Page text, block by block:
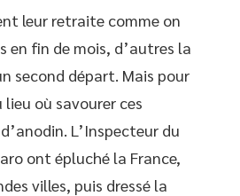
leur retraite comme on
en fin de mois, d’autres la
second départ. Mais pour
où savourer ces
L’Inspecteur du
ont épluché la France,
villes, puis dressé la